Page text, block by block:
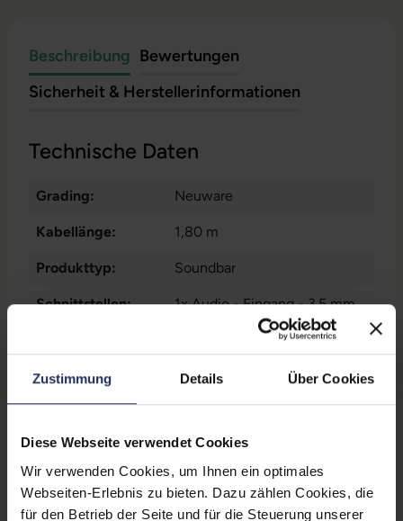
Zustimmung Details Über Cookies
Diese Webseite verwendet Cookies
Wir verwenden Cookies, um Ihnen ein optimales
Webseiten-Erlebnis zu bieten. Dazu zählen Cookies, die
für den Betrieb der Seite und für die Steuerung unserer
Beschreibung Bewertungen
Sicherheit & Herstellerinformationen
Technische Daten
Grading: Neuware
Kabellänge: 1,80 m
Produkttyp: Soundbar
Schnittstellen: 1x Audio - Eingang - 3.5 mm,
1x USB 2 Typ A, 2x Audio -
Farbe: Schwarz
GTIN/EAN: 0884420838685